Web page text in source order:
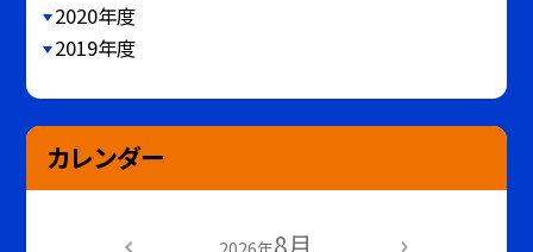
2020年度
2019年度
カレンダー